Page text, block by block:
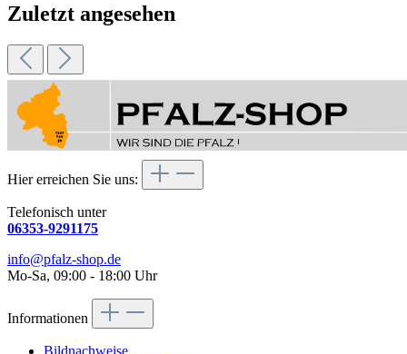
Zuletzt angesehen
Hier erreichen Sie uns:
Telefonisch unter
06353-9291175
info@pfalz-shop.de
Mo-Sa, 09:00 - 18:00 Uhr
Informationen
Bildnachweise